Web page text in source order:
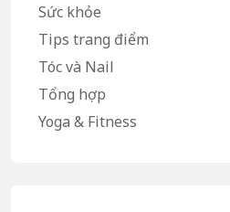
Sức khỏe
Tips trang điểm
Tóc và Nail
Tổng hợp
Yoga & Fitness